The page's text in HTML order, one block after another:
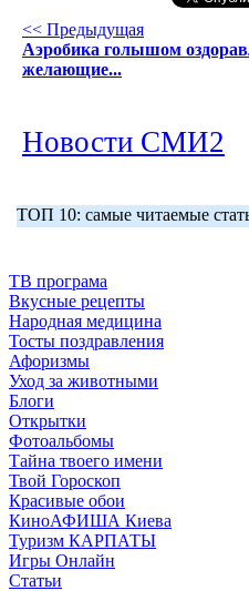
<< Предыдущая
Аэробика голышом
желающие...
Новости СМИ2
ТОП 10: самые читаемые
ТВ програма
Вкусные рецепты
Народная медицина
Тосты поздравления
Афоризмы
Уход за животными
Блоги
Открытки
Фотоальбомы
Тайна твоего имени
Твой Гороскоп
Красивые обои
КиноАФИША Киева
Туризм КАРПАТЫ
Игры Онлайн
Статьи